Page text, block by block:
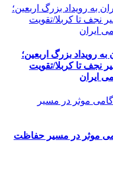
رویداد بزرگ اربعین؛
نجف تا کربلا/تقویت
ایران
موثر در مسیر حفاظت